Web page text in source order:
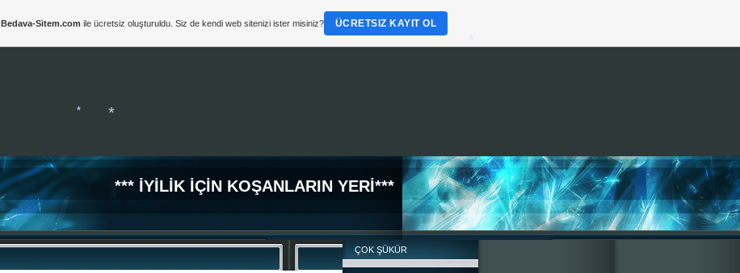
*** İYİLİK İÇİN KOŞANLARIN YERİ***
ÇOK ŞÜKÜR
Bedava-Sitem.com ile ücretsiz oluşturuldu. Siz de kendi web sitenizi ister misiniz? ÜCRETSIZ KAYIT OL
*